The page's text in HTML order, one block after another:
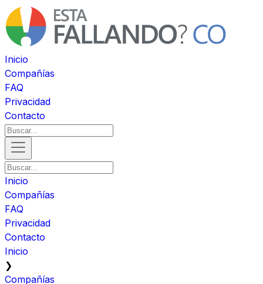
Inicio
Compañías
FAQ
Privacidad
Contacto
Inicio
Compañías
FAQ
Privacidad
Contacto
Inicio
❯
Compañías